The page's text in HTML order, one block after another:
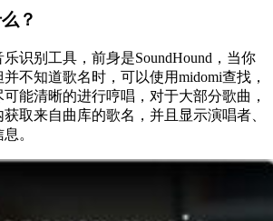
？
识别工具，前身是SoundHound，当你
不知道歌名时，可以使用midomi查找，
能清晰的进行哼唱，对于大部分歌曲，
取来自曲库的歌名，并且显示演唱者、
。